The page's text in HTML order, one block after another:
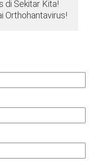
di Sekitar Kita!
Orthohantavirus!